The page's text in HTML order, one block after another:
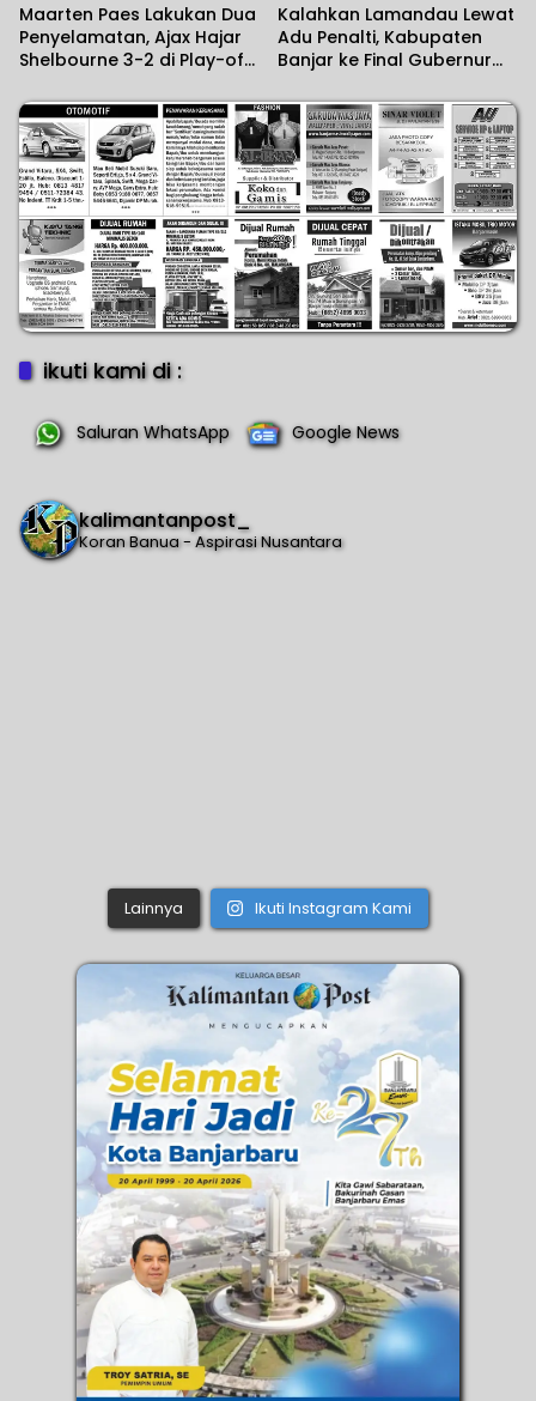
Maarten Paes Lakukan Dua
Penyelamatan, Ajax Hajar
Shelbourne 3-2 di Play-off
Kalahkan Lamandau Lewat
Adu Penalti, Kabupaten
Banjar ke Final Gubernur
XXII/KB 2026
ikuti kami di :
Saluran WhatsApp Google News
kalimantanpost_
Koran Banua - Aspirasi Nusantara
Lainnya Ikuti Instagram Kami